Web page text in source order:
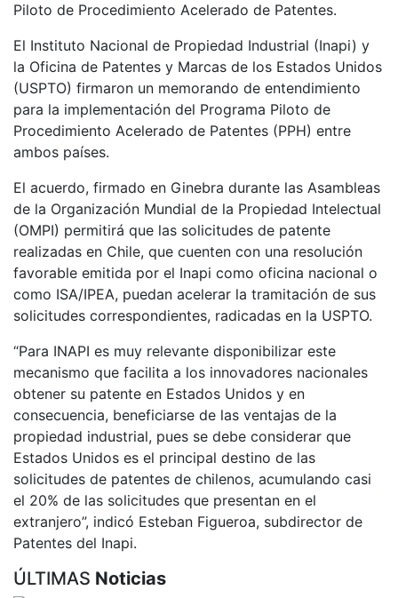
Piloto de Procedimiento Acelerado de Patentes.
El Instituto Nacional de Propiedad Industrial (Inapi) y
la Oficina de Patentes y Marcas de los Estados Unidos
(USPTO) firmaron un memorando de entendimiento
para la implementación del Programa Piloto de
Procedimiento Acelerado de Patentes (PPH) entre
ambos países.
El acuerdo, firmado en Ginebra durante las Asambleas
de la Organización Mundial de la Propiedad Intelectual
(OMPI) permitirá que las solicitudes de patente
realizadas en Chile, que cuenten con una resolución
favorable emitida por el Inapi como oficina nacional o
como ISA/IPEA, puedan acelerar la tramitación de sus
solicitudes correspondientes, radicadas en la USPTO.
“Para INAPI es muy relevante disponibilizar este
mecanismo que facilita a los innovadores nacionales
obtener su patente en Estados Unidos y en
consecuencia, beneficiarse de las ventajas de la
propiedad industrial, pues se debe considerar que
Estados Unidos es el principal destino de las
solicitudes de patentes de chilenos, acumulando casi
el 20% de las solicitudes que presentan en el
extranjero”, indicó Esteban Figueroa, subdirector de
Patentes del Inapi.
ÚLTIMAS Noticias